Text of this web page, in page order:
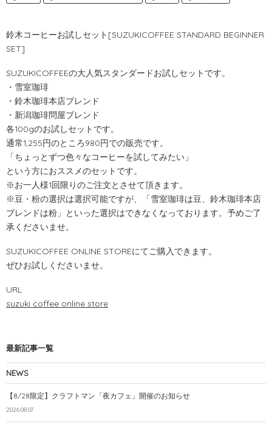
鈴木コーヒーお試しセット[SUZUKICOFFEE STANDARD BEGINNER
SET]
SUZUKICOFFEEの大人気スタンダードお試しセットです。
・雪室珈琲
・鈴木珈琲本店ブレンド
・新潟珈琲問屋ブレンド
各100gのお試しセットです。
通常1,255円のところ980円での販売です。
「ちょっとずつ色々なコーヒーを試してみたい」
という方におススメのセットです。
※お一人様1回限りのご注文とさせて頂きます。
※豆・粉の選択は選択可能ですが、「雪室珈琲は豆、鈴木珈琲本店
ブレンドは粉」といった選択はできなくなっております。予めご了
承くださいませ。
SUZUKICOFFEE ONLINE STOREにてご購入できます。
ぜひお試しくださいませ。
URL
suzuki coffee online store
最新記事一覧
NEWS
【8/28限定】クラフトマン「夜カフェ」開催のお知らせ
2026.08.07